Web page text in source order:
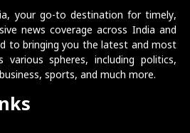
your go-to destination for timely,
news coverage across India and
to bringing you the latest and most
various spheres, including politics,
sports, and much more.